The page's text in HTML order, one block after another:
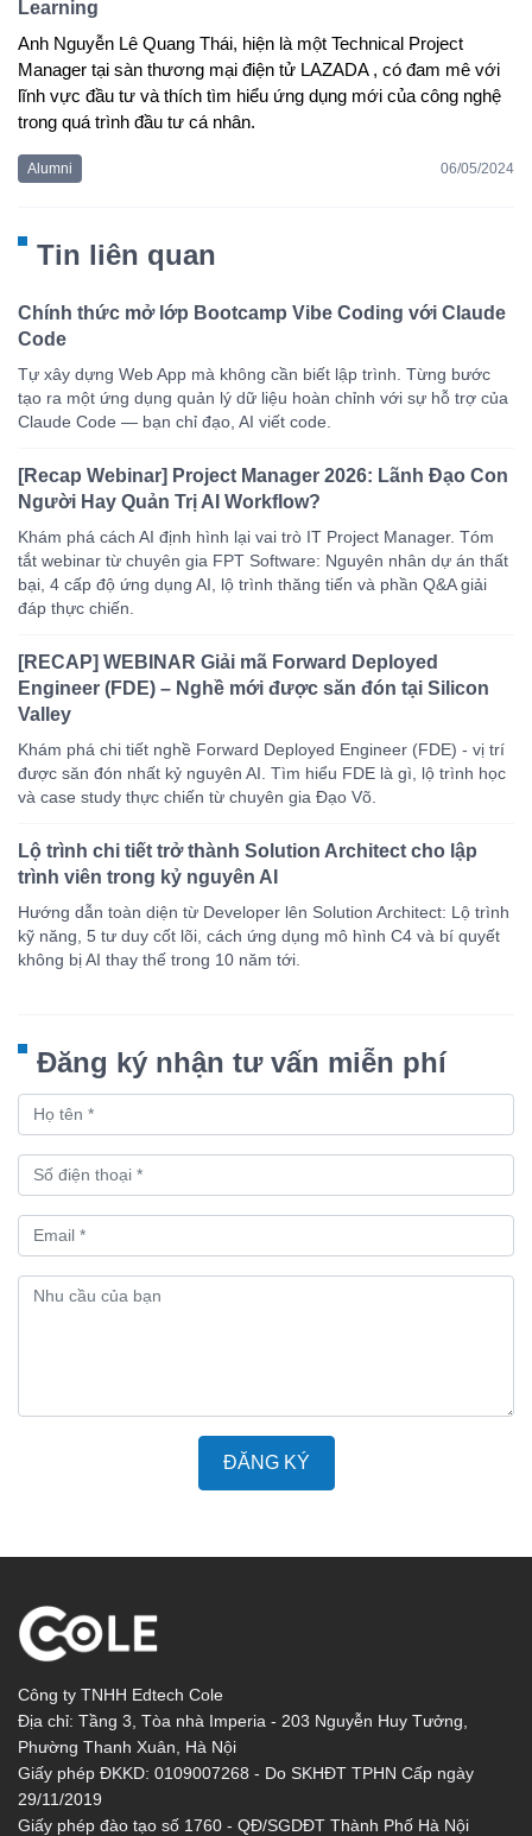
Learning
Anh Nguyễn Lê Quang Thái, hiện là một Technical Project
Manager tại sàn thương mại điện tử LAZADA , có đam mê với
lĩnh vực đầu tư và thích tìm hiểu ứng dụng mới của công nghệ
trong quá trình đầu tư cá nhân.
Alumni 06/05/2024
Tin liên quan
Chính thức mở lớp Bootcamp Vibe Coding với Claude
Code
Tự xây dựng Web App mà không cần biết lập trình. Từng bước
tạo ra một ứng dụng quản lý dữ liệu hoàn chỉnh với sự hỗ trợ của
Claude Code — bạn chỉ đạo, AI viết code.
[Recap Webinar] Project Manager 2026: Lãnh Đạo Con
Người Hay Quản Trị AI Workflow?
Khám phá cách AI định hình lại vai trò IT Project Manager. Tóm
tắt webinar từ chuyên gia FPT Software: Nguyên nhân dự án thất
bại, 4 cấp độ ứng dụng AI, lộ trình thăng tiến và phần Q&A giải
đáp thực chiến.
[RECAP] WEBINAR Giải mã Forward Deployed
Engineer (FDE) – Nghề mới được săn đón tại Silicon
Valley
Khám phá chi tiết nghề Forward Deployed Engineer (FDE) - vị trí
được săn đón nhất kỷ nguyên AI. Tìm hiểu FDE là gì, lộ trình học
và case study thực chiến từ chuyên gia Đạo Võ.
Lộ trình chi tiết trở thành Solution Architect cho lập
trình viên trong kỷ nguyên AI
Hướng dẫn toàn diện từ Developer lên Solution Architect: Lộ trình
kỹ năng, 5 tư duy cốt lõi, cách ứng dụng mô hình C4 và bí quyết
không bị AI thay thế trong 10 năm tới.
Đăng ký nhận tư vấn miễn phí
ĐĂNG KÝ
Công ty TNHH Edtech Cole
Địa chỉ: Tầng 3, Tòa nhà Imperia - 203 Nguyễn Huy Tưởng,
Phường Thanh Xuân, Hà Nội
Giấy phép ĐKKD: 0109007268 - Do SKHĐT TPHN Cấp ngày
29/11/2019
Giấy phép đào tạo số 1760 - QĐ/SGDĐT Thành Phố Hà Nội